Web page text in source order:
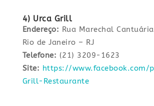
4) Urca Grill
Endereço: Rua Marechal
Rio de Janeiro – RJ
Telefone: (21) 3209-1623
Site: https://www.facebook.com/
Grill-Restaurante